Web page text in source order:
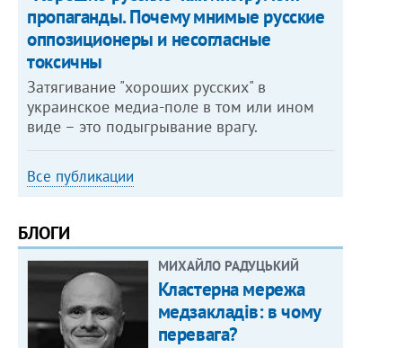
пропаганды. Почему мнимые русские
оппозиционеры и несогласные
токсичны
Затягивание "хороших русских" в
украинское медиа-поле в том или ином
виде – это подыгрывание врагу.
Все публикации
БЛОГИ
МИХАЙЛО РАДУЦЬКИЙ
Кластерна мережа
медзакладів: в чому
перевага?